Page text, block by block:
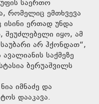
საერთო
რომელიც ემთხვევა
ერთად უნდა
შეუძლებელი იყო, ამ
არ ჰქონდათ“,
საქმეზე
ბერუაშვილს
იმნაძე და
დააკავა.